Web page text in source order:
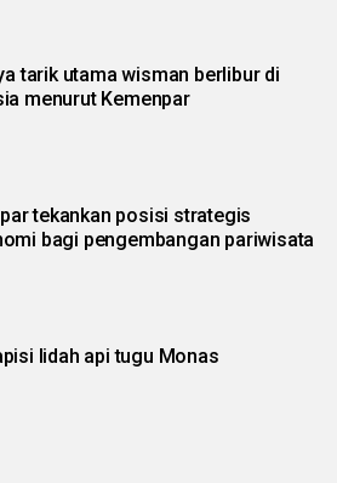
tarik utama wisman berlibur di
menurut Kemenpar
tekankan posisi strategis
bagi pengembangan pariwisata
lidah api tugu Monas